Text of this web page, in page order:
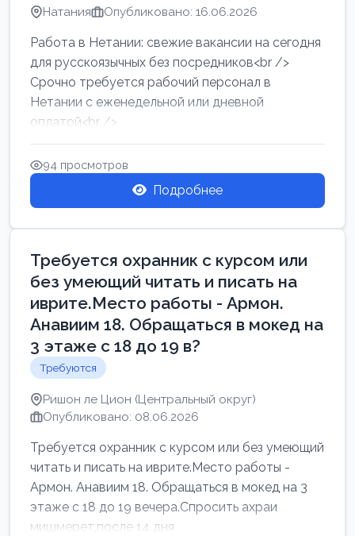
Натания Опубликовано: 16.06.2026
Работа в Нетании: свежие вакансии на сегодня
для русскоязычных без посредников<br />
Срочно требуется рабочий персонал в
Нетании с еженедельной или дневной
оплатой<br />
Свежие вакансии в Нетании дл...
94 просмотров
Подробнее
Требуется охранник с курсом или
без умеющий читать и писать на
иврите.Место работы - Армон.
Анавиим 18. Обращаться в мокед на
3 этаже с 18 до 19 в?
Требуются
Ришон ле Цион (Центральный округ)
Опубликовано: 08.06.2026
Требуется охранник с курсом или без умеющий
читать и писать на иврите.Место работы -
Армон. Анавиим 18. Обращаться в мокед на 3
этаже с 18 до 19 вечера.Спросить ахраи
мишмерет.после 14 дня